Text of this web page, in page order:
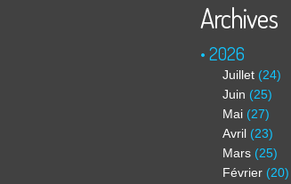
Archives
2026
Juillet (24)
Juin (25)
Mai (27)
Avril (23)
Mars (25)
Février (20)